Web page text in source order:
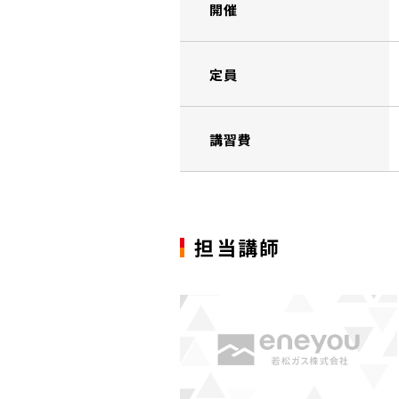
開催
定員
講習費
担当講師